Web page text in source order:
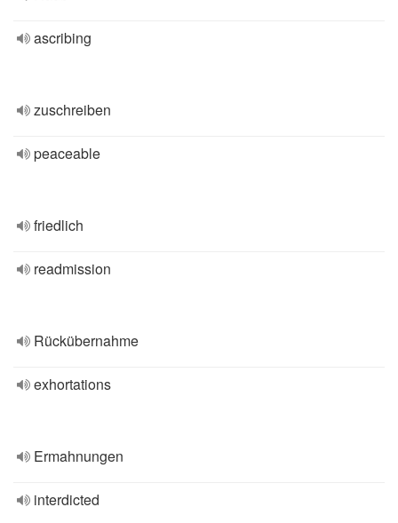
ascribing
zuschreiben
peaceable
friedlich
readmission
Rückübernahme
exhortations
Ermahnungen
interdicted